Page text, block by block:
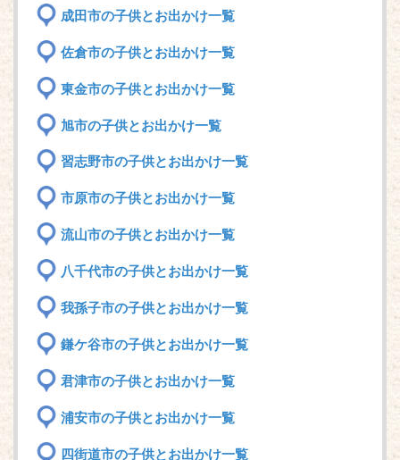
成田市の子供とお出かけ一覧
佐倉市の子供とお出かけ一覧
東金市の子供とお出かけ一覧
旭市の子供とお出かけ一覧
習志野市の子供とお出かけ一覧
市原市の子供とお出かけ一覧
流山市の子供とお出かけ一覧
八千代市の子供とお出かけ一覧
我孫子市の子供とお出かけ一覧
鎌ケ谷市の子供とお出かけ一覧
君津市の子供とお出かけ一覧
浦安市の子供とお出かけ一覧
四街道市の子供とお出かけ一覧